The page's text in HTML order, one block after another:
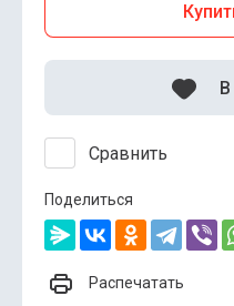
Сравнить
Поделиться
Распечатать